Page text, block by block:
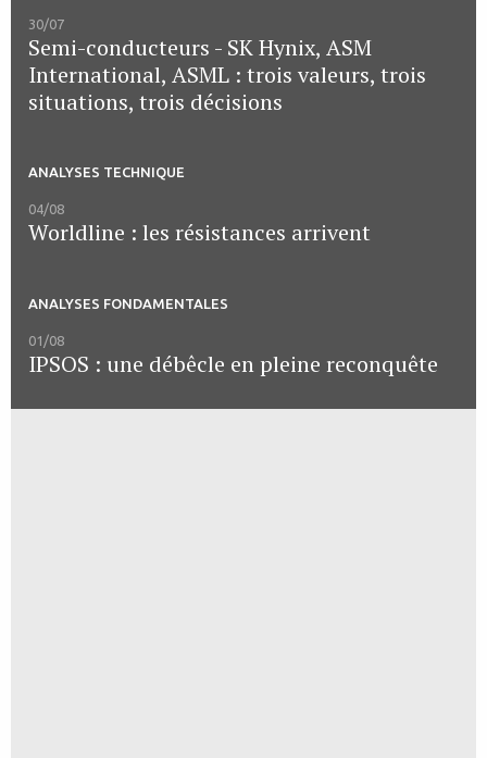
30/07
Semi-conducteurs - SK Hynix, ASM
International, ASML : trois valeurs, trois
situations, trois décisions
ANALYSES TECHNIQUE
04/08
Worldline : les résistances arrivent
ANALYSES FONDAMENTALES
01/08
IPSOS : une débêcle en pleine reconquête